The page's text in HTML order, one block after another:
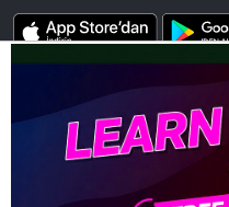
www.sozcu.com.tr internet
fotoğrafların her türlü telif
aittir. İzin alınmadan,